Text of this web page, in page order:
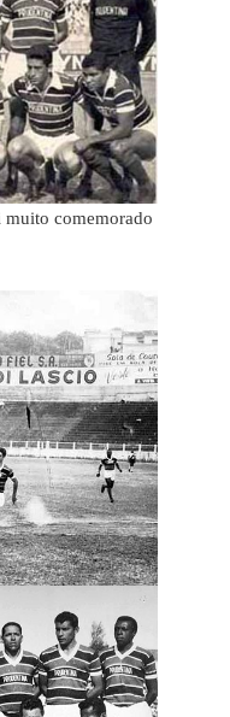
muito comemorado